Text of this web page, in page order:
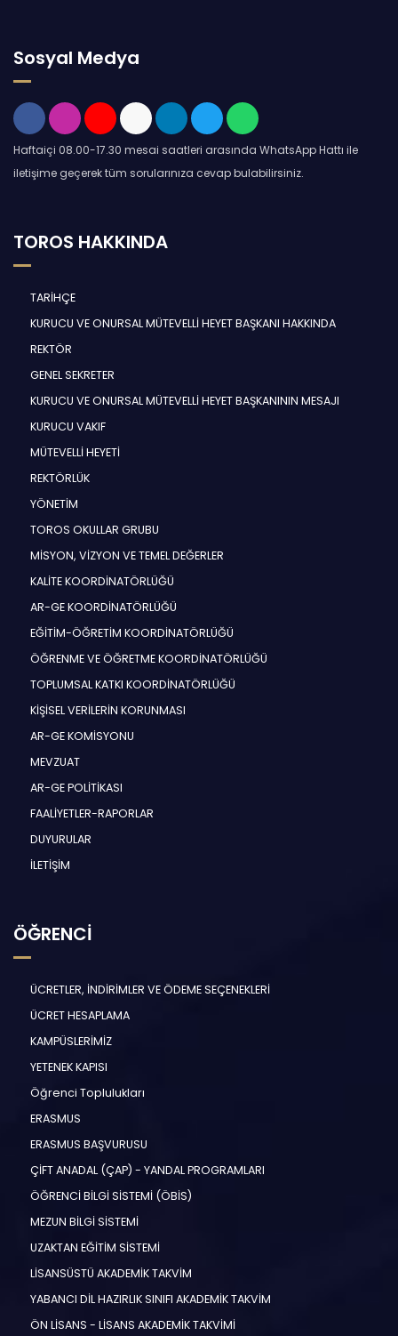
Sosyal Medya
Haftaiçi 08.00-17.30 mesai saatleri arasında WhatsApp Hattı ile
iletişime geçerek tüm sorularınıza cevap bulabilirsiniz.
TOROS HAKKINDA
TARİHÇE
KURUCU VE ONURSAL MÜTEVELLİ HEYET BAŞKANI HAKKINDA
REKTÖR
GENEL SEKRETER
KURUCU VE ONURSAL MÜTEVELLİ HEYET BAŞKANININ MESAJI
KURUCU VAKIF
MÜTEVELLİ HEYETİ
REKTÖRLÜK
YÖNETİM
TOROS OKULLAR GRUBU
MİSYON, VİZYON VE TEMEL DEĞERLER
KALİTE KOORDİNATÖRLÜĞÜ
AR-GE KOORDİNATÖRLÜĞÜ
EĞİTİM-ÖĞRETİM KOORDİNATÖRLÜĞÜ
ÖĞRENME VE ÖĞRETME KOORDİNATÖRLÜĞÜ
TOPLUMSAL KATKI KOORDİNATÖRLÜĞÜ
KİŞİSEL VERİLERİN KORUNMASI
AR-GE KOMİSYONU
MEVZUAT
AR-GE POLİTİKASI
FAALİYETLER-RAPORLAR
DUYURULAR
İLETİŞİM
ÖĞRENCİ
ÜCRETLER, İNDİRİMLER VE ÖDEME SEÇENEKLERİ
ÜCRET HESAPLAMA
KAMPÜSLERİMİZ
YETENEK KAPISI
Öğrenci Toplulukları
ERASMUS
ERASMUS BAŞVURUSU
ÇİFT ANADAL (ÇAP) - YANDAL PROGRAMLARI
ÖĞRENCİ BİLGİ SİSTEMİ (ÖBİS)
MEZUN BİLGİ SİSTEMİ
UZAKTAN EĞİTİM SİSTEMİ
LİSANSÜSTÜ AKADEMİK TAKVİM
YABANCI DİL HAZIRLIK SINIFI AKADEMİK TAKVİM
ÖN LİSANS - LİSANS AKADEMİK TAKVİMİ